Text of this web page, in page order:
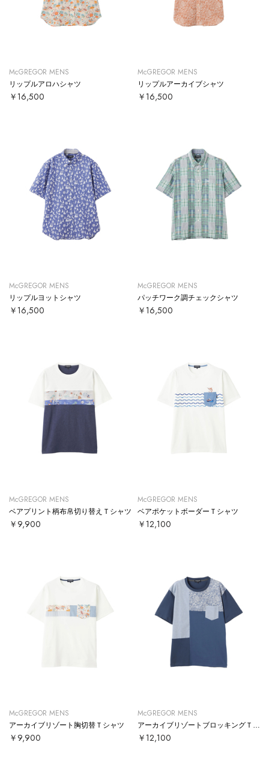
McGREGOR MENS
リップルアロハシャツ
￥16,500
McGREGOR MENS
リップルアーカイブシャツ
￥16,500
McGREGOR MENS
リップルヨットシャツ
￥16,500
McGREGOR MENS
パッチワーク調チェックシャツ
￥16,500
McGREGOR MENS
ベアプリント柄布帛切り替えＴシャツ
￥9,900
McGREGOR MENS
ベアポケットボーダーＴシャツ
￥12,100
McGREGOR MENS
アーカイブリゾート胸切替Ｔシャツ
￥9,900
McGREGOR MENS
￥12,100